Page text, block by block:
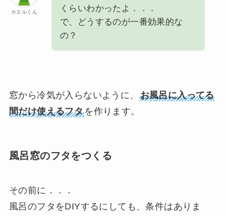
カエルくん
くらいわかったよ．．．
で、どうするのが一番効果的な
の？
窓から冷気が入らないように、 お風呂に入ってる
間だけ使えるフタを作ります。
風呂窓のフタをつくる
その前に．．．
風呂のフタをDIYするにしても、条件はありま